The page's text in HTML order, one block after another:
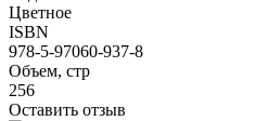
Цветное
ISBN
978-5-97060-937-8
Объем, стр
256
Оставить отзыв